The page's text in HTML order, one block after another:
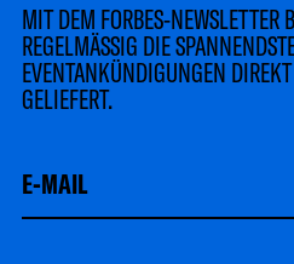
MIT DEM FORBES-NEWSLETTER
REGELMÄSSIG DIE
EVENTANKÜNDIGUNGEN
GELIEFERT.